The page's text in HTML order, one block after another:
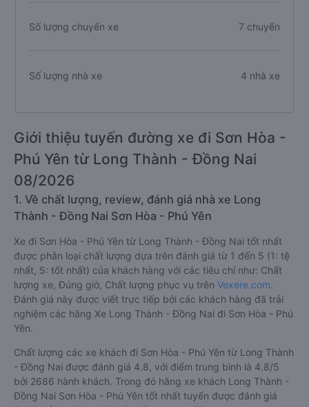
Số lượng chuyến xe 7 chuyến
Số lượng nhà xe 4 nhà xe
Giới thiệu tuyến đường xe đi Sơn Hòa -
Phú Yên từ Long Thành - Đồng Nai
08/2026
1. Về chất lượng, review, đánh giá nhà xe Long
Thành - Đồng Nai Sơn Hòa - Phú Yên
Xe đi Sơn Hòa - Phú Yên từ Long Thành - Đồng Nai tốt nhất
được phân loại chất lượng dựa trên đánh giá từ 1 đến 5 (1: tệ
nhất, 5: tốt nhất) của khách hàng với các tiêu chí như: Chất
lượng xe, Đúng giờ, Chất lượng phục vụ trên Vexere.com.
Đánh giá này được viết trực tiếp bởi các khách hàng đã trải
nghiệm các hãng Xe Long Thành - Đồng Nai đi Sơn Hòa - Phú
Yên.
Chất lượng các xe khách đi Sơn Hòa - Phú Yên từ Long Thành
- Đồng Nai được đánh giá 4.8, với điểm trung bình là 4.8/5
bởi 2686 hành khách. Trong đó hãng xe khách Long Thành -
Đồng Nai Sơn Hòa - Phú Yên tốt nhất tuyến được đánh giá